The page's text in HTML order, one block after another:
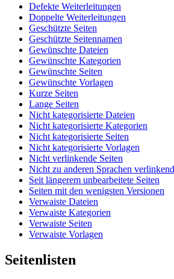
Defekte Weiterleitungen
Doppelte Weiterleitungen
Geschützte Seiten
Geschützte Seitennamen
Gewünschte Dateien
Gewünschte Kategorien
Gewünschte Seiten
Gewünschte Vorlagen
Kurze Seiten
Lange Seiten
Nicht kategorisierte Dateien
Nicht kategorisierte Kategorien
Nicht kategorisierte Seiten
Nicht kategorisierte Vorlagen
Nicht verlinkende Seiten
Nicht zu anderen Sprachen
Seit längerem unbearbeitete Seiten
Seiten mit den wenigsten Versionen
Verwaiste Dateien
Verwaiste Kategorien
Verwaiste Seiten
Verwaiste Vorlagen
Seitenlisten